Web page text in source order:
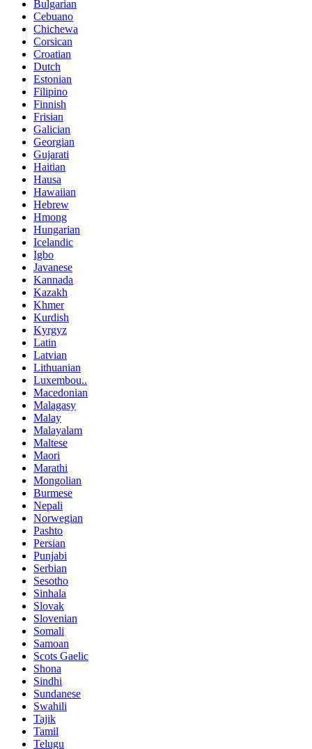
Bulgarian
Cebuano
Chichewa
Corsican
Croatian
Dutch
Estonian
Filipino
Finnish
Frisian
Galician
Georgian
Gujarati
Haitian
Hausa
Hawaiian
Hebrew
Hmong
Hungarian
Icelandic
Igbo
Javanese
Kannada
Kazakh
Khmer
Kurdish
Kyrgyz
Latin
Latvian
Lithuanian
Luxembou..
Macedonian
Malagasy
Malay
Malayalam
Maltese
Maori
Marathi
Mongolian
Burmese
Nepali
Norwegian
Pashto
Persian
Punjabi
Serbian
Sesotho
Sinhala
Slovak
Slovenian
Somali
Samoan
Scots Gaelic
Shona
Sindhi
Sundanese
Swahili
Tajik
Tamil
Telugu